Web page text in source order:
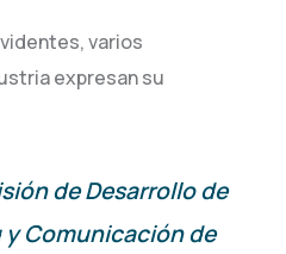
varios
expresan su
de Desarrollo de
Comunicación de